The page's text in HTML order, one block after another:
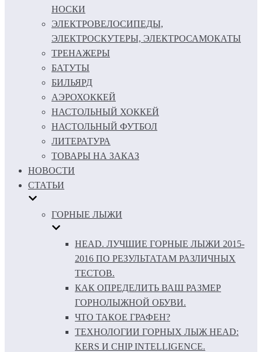
НОСКИ
ЭЛЕКТРОВЕЛОСИПЕДЫ,
ЭЛЕКТРОСКУТЕРЫ, ЭЛЕКТРОСАМОКАТЫ
ТРЕНАЖЕРЫ
БАТУТЫ
БИЛЬЯРД
АЭРОХОККЕЙ
НАСТОЛЬНЫЙ ХОККЕЙ
НАСТОЛЬНЫЙ ФУТБОЛ
ЛИТЕРАТУРА
ТОВАРЫ НА ЗАКАЗ
НОВОСТИ
СТАТЬИ
ГОРНЫЕ ЛЫЖИ
HEAD. ЛУЧШИЕ ГОРНЫЕ ЛЫЖИ 2015-
2016 ПО РЕЗУЛЬТАТАМ РАЗЛИЧНЫХ
ТЕСТОВ.
КАК ОПРЕДЕЛИТЬ ВАШ РАЗМЕР
ГОРНОЛЫЖНОЙ ОБУВИ.
ЧТО ТАКОЕ ГРАФЕН?
ТЕХНОЛОГИИ ГОРНЫХ ЛЫЖ HEAD:
KERS И CHIP INTELLIGENCE.